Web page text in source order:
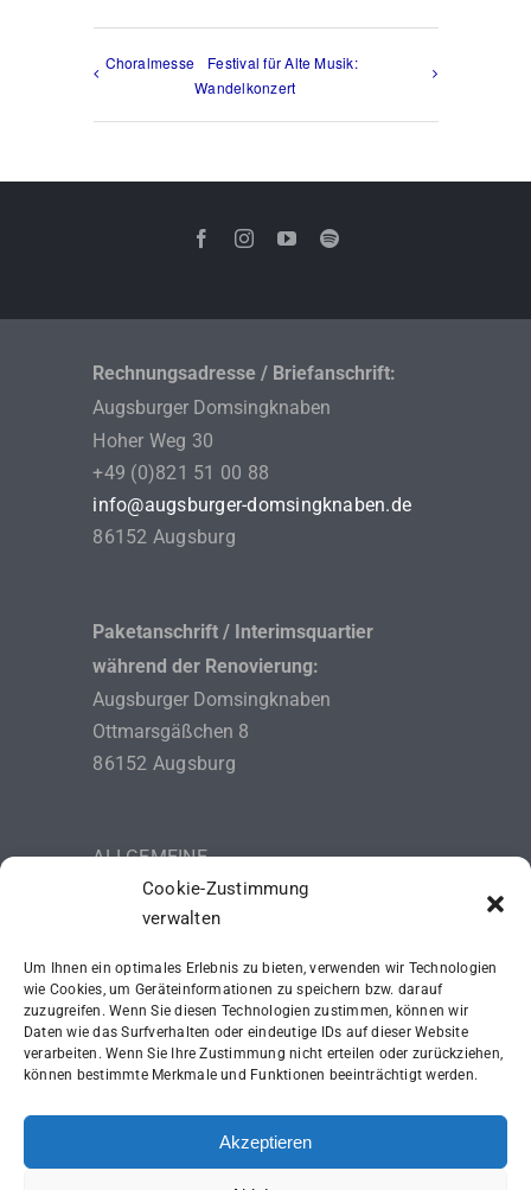
Cookie-Zustimmung
verwalten
Um Ihnen ein optimales Erlebnis zu bieten, verwenden wir Technologien
wie Cookies, um Geräteinformationen zu speichern bzw. darauf
zuzugreifen. Wenn Sie diesen Technologien zustimmen, können wir
Daten wie das Surfverhalten oder eindeutige IDs auf dieser Website
verarbeiten. Wenn Sie Ihre Zustimmung nicht erteilen oder zurückziehen,
können bestimmte Merkmale und Funktionen beeinträchtigt werden.
Akzeptieren
Choralmesse
Festival für Alte Musik:
Wandelkonzert
Rechnungsadresse / Briefanschrift:
Augsburger Domsingknaben
Hoher Weg 30
+49 (0)821 51 00 88
info@augsburger-domsingknaben.de
86152 Augsburg
Paketanschrift / Interimsquartier
während der Renovierung:
Augsburger Domsingknaben
Ottmarsgäßchen 8
86152 Augsburg
ALLGEMEINE
GESCHÄFTSBEDINGUNGEN (AGB)
IMPRESSUM
SCHUTZKONZEPT (ISK)